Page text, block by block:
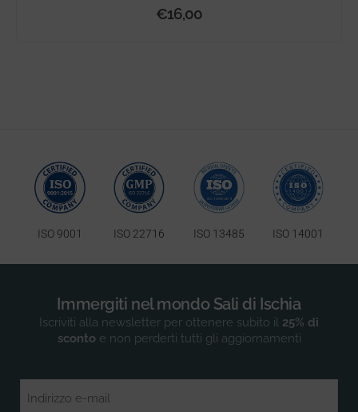
€16,00
ISO 9001 ISO 22716 ISO 13485 ISO 14001
Immergiti nel mondo Sali di Ischia
Iscriviti alla newsletter per ottenere subito il 25% di
scontoe non perderti tutti gli aggiornamenti